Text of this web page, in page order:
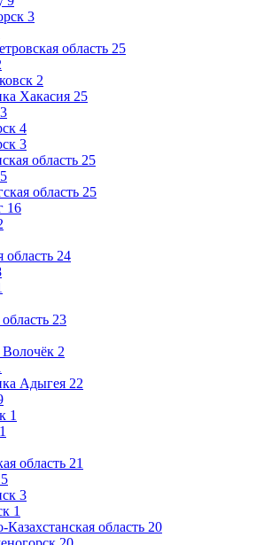
3
область 25
2
Хакасия 25
4
3
область 25
область 25
16
область 24
23
2
Адыгея 22
1
область 21
3
1
Казахстанская область 20